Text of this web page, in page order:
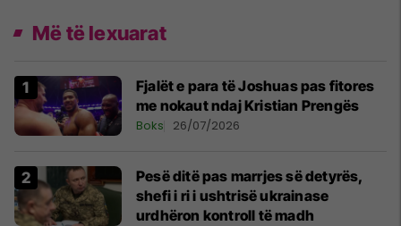
Më të lexuarat
Fjalët e para të Joshuas pas fitores
me nokaut ndaj Kristian Prengës
Boks 26/07/2026
Pesë ditë pas marrjes së detyrës,
shefi i ri i ushtrisë ukrainase
urdhëron kontroll të madh